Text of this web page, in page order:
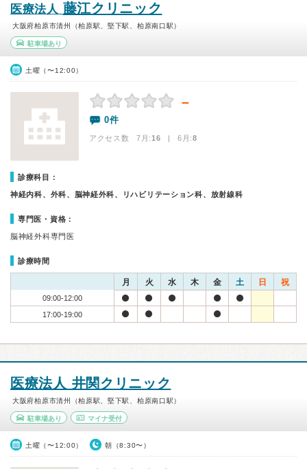
医療法人 藤江クリニック
大阪府柏原市清州（柏原駅、堅下駅、柏原南口駅）
駐車場あり
土曜（〜12:00）
－
0件
アクセス数 7月:16 | 6月:8
診療科目：
神経内科、外科、脳神経外科、リハビリテーション科、放射線科
専門医・資格：
脳神経外科専門医
診療時間
月 火 水 木 金 土 日 祝
09:00-12:00
17:00-19:00
医療法人 井関クリニック
大阪府柏原市清州（柏原駅、堅下駅、柏原南口駅）
駐車場あり マイナ受付
土曜（〜12:00） 朝（8:30〜）